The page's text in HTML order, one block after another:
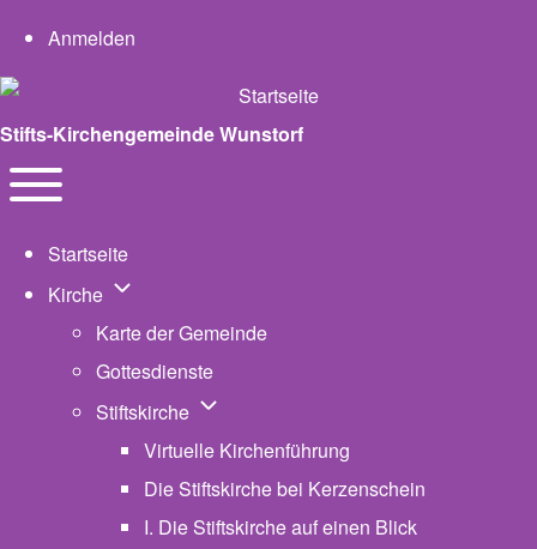
User account menu
Anmelden
Stifts-Kirchengemeinde Wunstorf
Navigation
Startseite
Kirche Unternavigation von Kirche
Karte der Gemeinde
Gottesdienste
Stiftskirche Unternavigation von Stiftskirche
Virtuelle Kirchenführung
Die Stiftskirche bei Kerzenschein
I. Die Stiftskirche auf einen Blick